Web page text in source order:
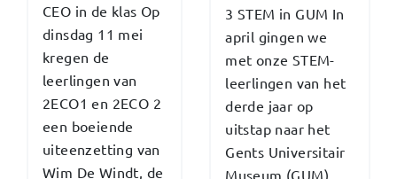
CEO in de klas Op
dinsdag 11 mei
kregen de
leerlingen van
2ECO1 en 2ECO 2
een boeiende
uiteenzetting van
Wim De Windt, de
3 STEM in GUM In
april gingen we
met onze STEM-
leerlingen van het
derde jaar op
uitstap naar het
Gents Universitair
Museum (GUM).